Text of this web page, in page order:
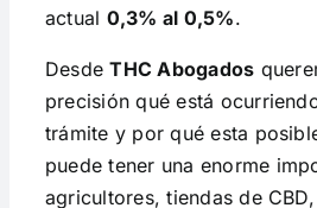
actual 0,3% al 0,5%.
DesdeTHC Abogados
precisión qué está
trámite y por qué esta
puede tener una enorme
agricultores, tiendas de